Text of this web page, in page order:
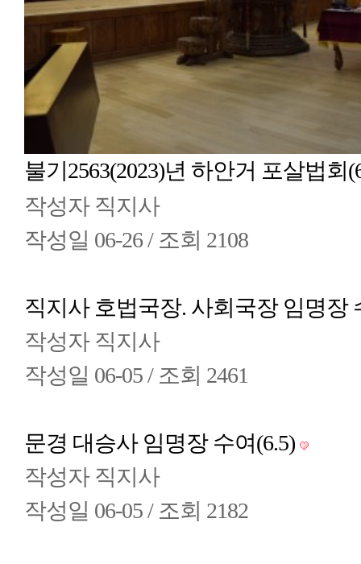
불기2563(2023)년 하안거 포살법회
작성자 직지사
작성일 06-26 / 조회 2108
직지사 호법국장. 사회국장 임명장
작성자 직지사
작성일 06-05 / 조회 2461
문경 대승사 임명장 수여(6.5)
작성자 직지사
작성일 06-05 / 조회 2182